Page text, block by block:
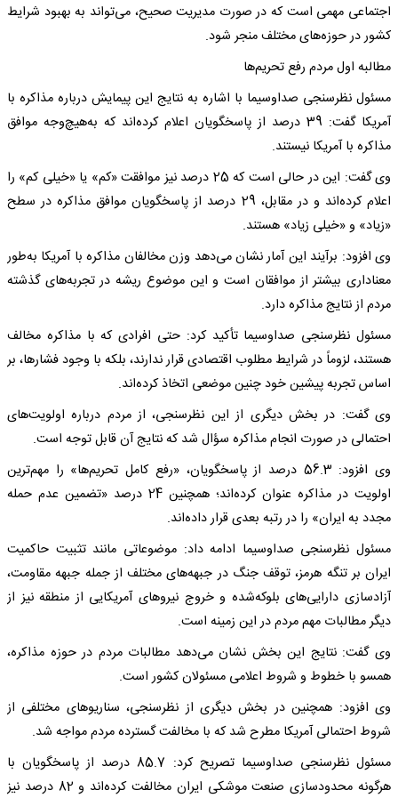
اجتماعی مهمی است که در صورت مدیریت صحیح، می‌تواند به بهبود شرایط
کشور در حوزه‌های مختلف منجر شود.
مطالبه اول مردم رفع تحریم‌ها
مسئول نظرسنجی صداوسیما با اشاره به نتایج این پیمایش درباره مذاکره با
آمریکا گفت: 39 درصد از پاسخگویان اعلام کرده‌اند که به‌هیچ‌وجه موافق
مذاکره با آمریکا نیستند.
وی گفت: این در حالی است که 25 درصد نیز موافقت «کم» یا «خیلی کم» را
اعلام کرده‌اند و در مقابل، 29 درصد از پاسخگویان موافق مذاکره در سطح
«زیاد» و «خیلی زیاد» هستند.
وی افزود: برآیند این آمار نشان می‌دهد وزن مخالفان مذاکره با آمریکا به‌طور
معناداری بیشتر از موافقان است و این موضوع ریشه در تجربه‌های گذشته
مردم از نتایج مذاکره دارد.
مسئول نظرسنجی صداوسیما تأکید کرد: حتی افرادی که با مذاکره مخالف
هستند، لزوماً در شرایط مطلوب اقتصادی قرار ندارند، بلکه با وجود فشارها، بر
اساس تجربه پیشین خود چنین موضعی اتخاذ کرده‌اند.
وی گفت: در بخش دیگری از این نظرسنجی، از مردم درباره اولویت‌های
احتمالی در صورت انجام مذاکره سؤال شد که نتایج آن قابل توجه است.
وی افزود: 56.3 درصد از پاسخگویان، «رفع کامل تحریم‌ها» را مهم‌ترین
اولویت در مذاکره عنوان کرده‌اند؛ همچنین 24 درصد «تضمین عدم حمله
مجدد به ایران» را در رتبه بعدی قرار داده‌اند.
مسئول نظرسنجی صداوسیما ادامه داد: موضوعاتی مانند تثبیت حاکمیت
ایران بر تنگه هرمز، توقف جنگ در جبهه‌های مختلف از جمله جبهه مقاومت،
آزادسازی دارایی‌های بلوکه‌شده و خروج نیروهای آمریکایی از منطقه نیز از
دیگر مطالبات مهم مردم در این زمینه است.
وی گفت: نتایج این بخش نشان می‌دهد مطالبات مردم در حوزه مذاکره،
همسو با خطوط و شروط اعلامی مسئولان کشور است.
وی افزود: همچنین در بخش دیگری از نظرسنجی، سناریوهای مختلفی از
شروط احتمالی آمریکا مطرح شد که با مخالفت گسترده مردم مواجه شد.
مسئول نظرسنجی صداوسیما تصریح کرد: 85.7 درصد از پاسخگویان با
هرگونه محدودسازی صنعت موشکی ایران مخالفت کرده‌اند و 82 درصد نیز